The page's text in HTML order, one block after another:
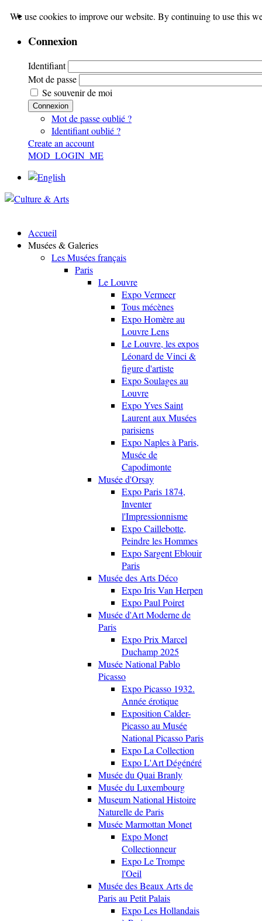
Connexion
Identifiant
Mot de passe
Se souvenir de moi
Connexion
Mot de passe oublié ?
Identifiant oublié ?
Create an account
MOD_LOGIN_ME
Accueil
Musées & Galeries
Les Musées français
Paris
Le Louvre
Expo Vermeer
Tous mécènes
Expo Homère au
Louvre Lens
Le Louvre, les expos
Léonard de Vinci &
figure d'artiste
Expo Soulages au
Louvre
Expo Yves Saint
Laurent aux Musées
parisiens
Expo Naples à Paris,
Musée de
Capodimonte
Musée d'Orsay
Expo Paris 1874,
Inventer
l'Impressionnisme
Expo Caillebotte,
Peindre les Hommes
Expo Sargent Eblouir
Paris
Musée des Arts Déco
Expo Iris Van Herpen
Expo Paul Poiret
Musée d'Art Moderne de
Paris
Expo Prix Marcel
Duchamp 2025
Musée National Pablo
Picasso
Expo Picasso 1932.
Année érotique
Exposition Calder-
Picasso au Musée
National Picasso Paris
Expo La Collection
Expo L'Art Dégénéré
Musée du Quai Branly
Musée du Luxembourg
Museum National Histoire
Naturelle de Paris
Musée Marmottan Monet
Expo Monet
Collectionneur
Expo Le Trompe
l'Oeil
Musée des Beaux Arts de
Paris au Petit Palais
Expo Les Hollandais
We use cookies to improve our website. By continuing to use this